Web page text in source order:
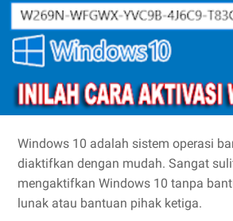
Windows 10 adalah sistem operasi
diaktifkan dengan mudah. Sangat
mengaktifkan Windows 10 tanpa
lunak atau bantuan pihak ketiga.